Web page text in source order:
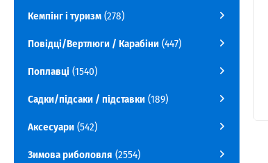
Кемпінг і туризм(278)
Повідці/Вертлюги / Карабіни(447)
Поплавці (1540)
Садки/підсаки / підставки(189)
Аксесуари(542)
Зимова риболовля (2554)